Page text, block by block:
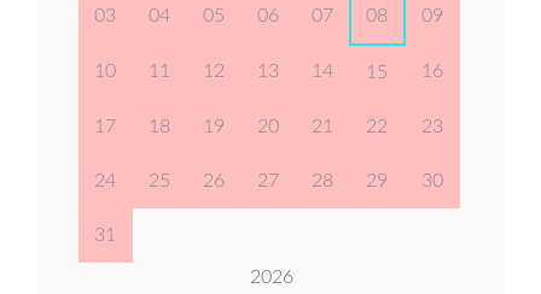
03 04 05 06 07 08 09
10 11 12 13 14 15 16
17 18 19 20 21 22 23
24 25 26 27 28 29 30
31
2026